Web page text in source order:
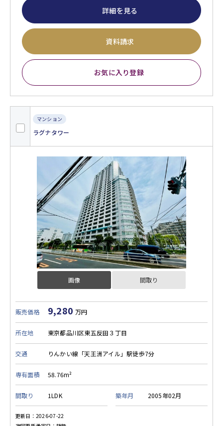
詳細を見る
資料請求
お気に入り登録
マンション
ラグナタワー
画像 間取り
販売価格 9,280 万円
所在地 東京都品川区東五反田３丁目
交通 りんかい線「天王洲アイル」駅徒歩7分
専有面積 58.76m²
間取り 1LDK 築年月 2005年02月
更新日：2026-07-22